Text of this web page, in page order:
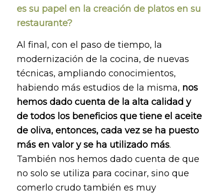
es su papel en la creación de platos en su
restaurante?
Al final, con el paso de tiempo, la
modernización de la cocina, de nuevas
técnicas, ampliando conocimientos,
habiendo más estudios de la misma, nos
hemos dado cuenta de la alta calidad y
de todos los beneficios que tiene el aceite
de oliva, entonces, cada vez se ha puesto
más en valor y se ha utilizado más.
También nos hemos dado cuenta de que
no solo se utiliza para cocinar, sino que
comerlo crudo también es muy